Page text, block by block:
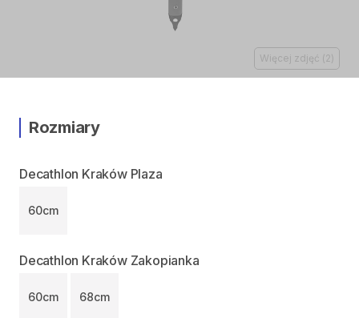
Więcej zdjęć (2 )
Rozmiary
Decathlon Kraków Plaza
60cm
Decathlon Kraków Zakopianka
60cm 68cm